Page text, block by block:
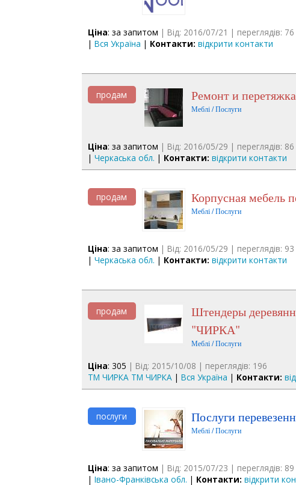
Ціна: за запитом | Від: 2016/07/21 | переглядів: 76
| Вся Україна | Контакти: відкрити контакти
продам Ремонт и
Меблі / Послуги
Ціна: за запитом | Від: 2016/05/29 | переглядів: 86
| Черкаська обл. | Контакти: відкрити контакти
продам Корпусная мебель
Меблі / Послуги
Ціна: за запитом | Від: 2016/05/29 | переглядів: 93
| Черкаська обл. | Контакти: відкрити контакти
продам
Штендеры деревянные, доски меловые от производителя ТМ
"ЧИРКА"
Меблі / Послуги
Ціна: 305 | Від: 2015/10/08 | переглядів: 196
ТМ ЧИРКА ТМ ЧИРКА | Вся Україна | Контакти:
послуги Послуги
Меблі / Послуги
Ціна: за запитом | Від: 2015/07/23 | переглядів: 89
| Івано-Франківська обл. | Контакти: відкрити